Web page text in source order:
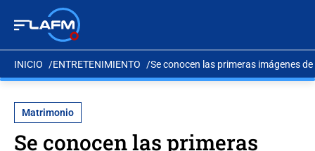
INICIO ENTRETENIMIENTO Se conocen las primeras imágenes
Matrimonio
Se conocen las primeras